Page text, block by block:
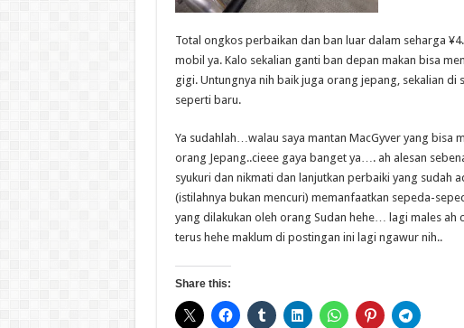
Total ongkos perbaikan dan ban luar dalam seharga
mobil ya. Kalo sekalian ganti ban depan makan bisa
gigi. Untungnya nih baik juga orang jepang, sekalian di
seperti baru.
Ya sudahlah…walau saya mantan MacGyver yang bisa
orang Jepang..cieee gaya banget ya…. ah alesan
syukuri dan nikmati dan lanjutkan perbaiki yang
(istilahnya bukan mencuri) memanfaatkan sepeda-
yang dilakukan oleh orang Sudan hehe… lagi males ah
terus hehe maklum di postingan ini lagi ngawur nih..
Share this: